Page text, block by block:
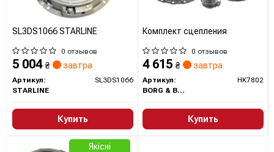
SL3DS1066 STARLINE
0 отзывов
5 004 ₴ завтра
Артикул:
SL3DS1066
STARLINE
Купить
Комплект сцепления
0 отзывов
4 615 ₴ завтра
Артикул:
HK7802
BORG & BECK
Купить
Якісні